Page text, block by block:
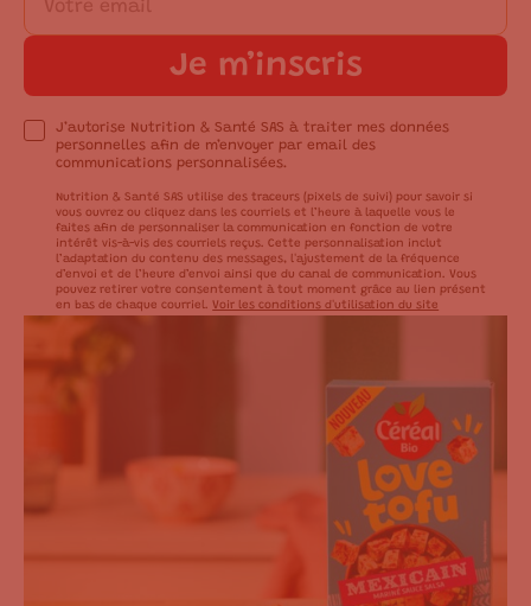
Je m’inscris
J’autorise Nutrition & Santé SAS à traiter mes données
personnelles afin de m’envoyer par email des
communications personnalisées.
Nutrition & Santé SAS utilise des traceurs (pixels de suivi) pour savoir si
vous ouvrez ou cliquez dans les courriels et l’heure à laquelle vous le
faites afin de personnaliser la communication en fonction de votre
intérêt vis-à-vis des courriels reçus. Cette personnalisation inclut
l’adaptation du contenu des messages, l'ajustement de la fréquence
d’envoi et de l’heure d’envoi ainsi que du canal de communication. Vous
pouvez retirer votre consentement à tout moment grâce au lien présent
en bas de chaque courriel.Voir les conditions d'utilisation du site